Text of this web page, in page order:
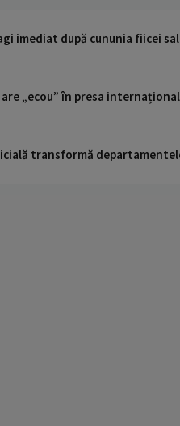
imediat după cununia fiicei
„ecou” în presa
transformă